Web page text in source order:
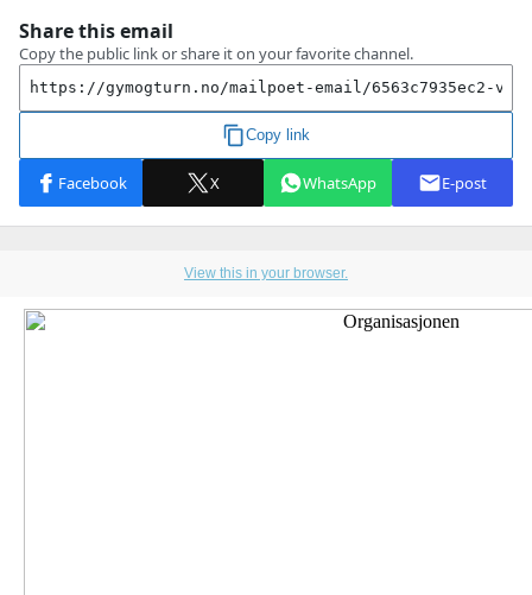
View this in your browser.